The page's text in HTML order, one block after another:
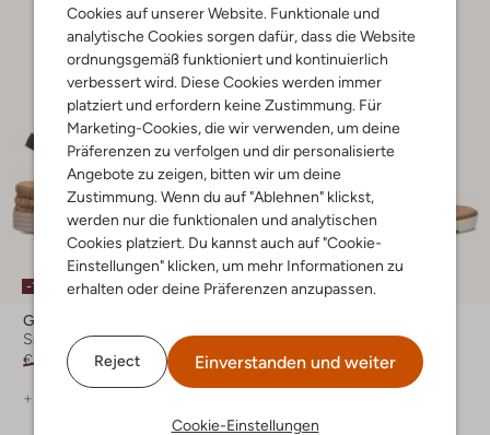
Cookies auf unserer Website. Funktionale und
analytische Cookies sorgen dafür, dass die Website
ordnungsgemäß funktioniert und kontinuierlich
verbessert wird. Diese Cookies werden immer
platziert und erfordern keine Zustimmung. Für
Marketing-Cookies, die wir verwenden, um deine
Präferenzen zu verfolgen und dir personalisierte
Angebote zu zeigen, bitten wir um deine
Zustimmung. Wenn du auf "Ablehnen" klickst,
werden nur die funktionalen und analytischen
Cookies platziert. Du kannst auch auf "Cookie-
Einstellungen" klicken, um mehr Informationen zu
erhalten oder deine Präferenzen anzupassen.
Reject Einverstanden und weiter
Cookie-Einstellungen
-10%
Gabor
Sandaletten mit Absatz
€ 99,99
€ 89,99
+ mehr farben
-20%
Flache Sandalen
€ 99,99 € 79,99